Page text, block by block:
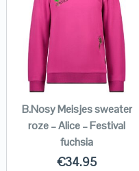
B.Nosy Meisjes sweater
roze – Alice – Festival
fuchsia
€34.95